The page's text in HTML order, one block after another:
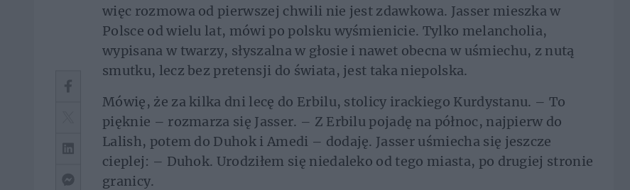
więc rozmowa od pierwszej chwili nie jest zdawkowa. Jasser mieszka w
Polsce od wielu lat, mówi po polsku wyśmienicie. Tylko melancholia,
wypisana w twarzy, słyszalna w głosie i nawet obecna w uśmiechu, z nutą
smutku, lecz bez pretensji do świata, jest taka niepolska.
Mówię, że za kilka dni lecę do Erbilu, stolicy irackiego Kurdystanu. – To
pięknie – rozmarza się Jasser. – Z Erbilu pojadę na północ, najpierw do
Lalish, potem do Duhok i Amedi – dodaję. Jasser uśmiecha się jeszcze
cieplej: – Duhok. Urodziłem się niedaleko od tego miasta, po drugiej stronie
granicy.